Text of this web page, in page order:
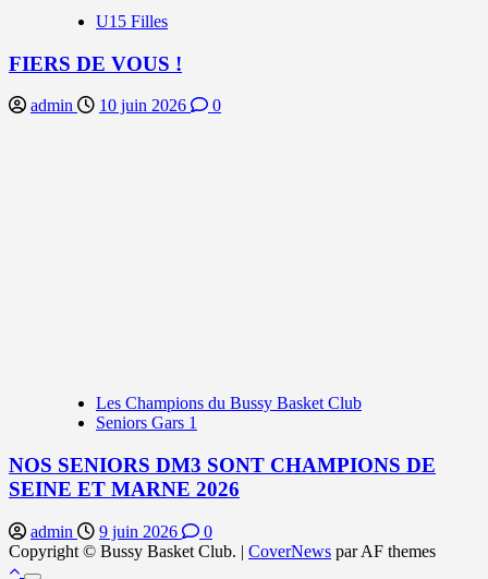
U15 Filles
FIERS DE VOUS !
admin 10 juin 2026 0
Les Champions du Bussy Basket Club
Seniors Gars 1
NOS SENIORS DM3 SONT CHAMPIONS DE
SEINE ET MARNE 2026
admin 9 juin 2026
0
Copyright © Bussy Basket Club. | CoverNews par AF themes